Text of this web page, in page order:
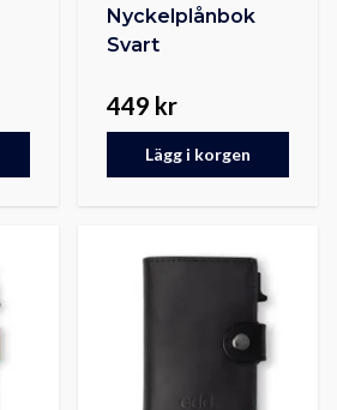
Nyckelplånbok
Svart
449 kr
Lägg i korgen